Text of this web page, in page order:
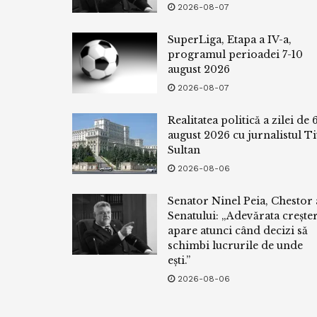
2026-08-07
SuperLiga, Etapa a IV-a,
programul perioadei 7-10
august 2026
2026-08-07
Realitatea politică a zilei de 6
august 2026 cu jurnalistul
Sultan
2026-08-06
Senator Ninel Peia, Chestor
Senatului: „Adevărata
apare atunci când decizi să
schimbi lucrurile de unde
ești.”
2026-08-06